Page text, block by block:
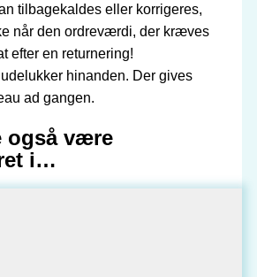
tilbagekaldes eller korrigeres,
når den ordreværdi, der kræves
efter en returnering!
hinanden. Der gives
ad gangen.
også være
i…